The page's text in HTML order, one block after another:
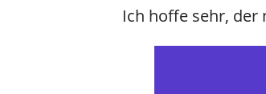
Ich hoffe sehr, der